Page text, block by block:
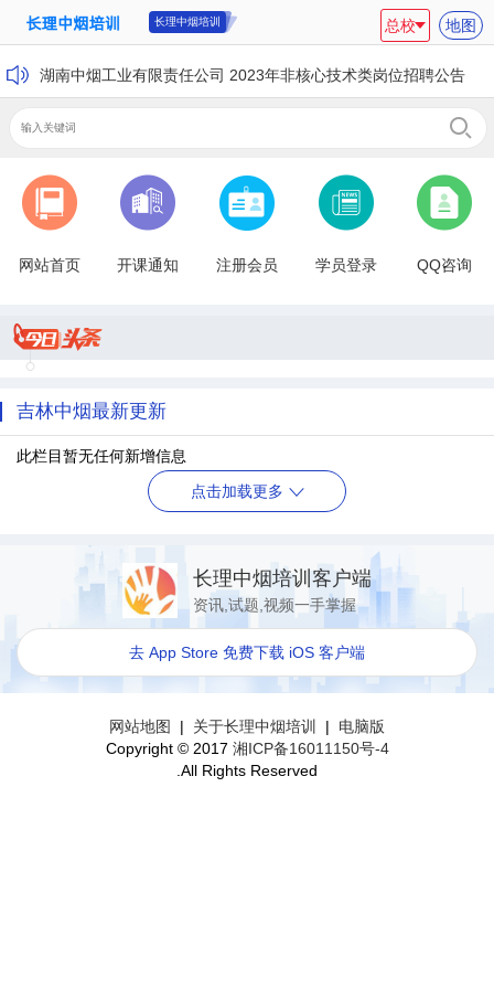
长理中烟培训 总校 地图
湖南中烟工业有限责任公司 2023年非核心技术类岗位招聘公告
网站首页 开课通知 注册会员 学员登录 QQ咨询
吉林中烟最新更新
此栏目暂无任何新增信息
点击加载更多
长理中烟培训客户端
资讯,试题,视频一手掌握
去 App Store 免费下载 iOS 客户端
网站地图 | 关于长理中烟培训 | 电脑版
Copyright © 2017 湘ICP备16011150号-4
.All Rights Reserved